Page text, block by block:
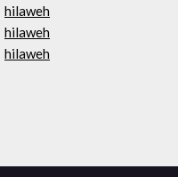
hilaweh
hilaweh
hilaweh